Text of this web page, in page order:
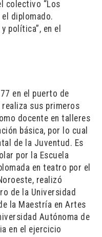
colectivo “Los
diplomado.
política”, en el
en el puerto de
realiza sus primeros
docente en talleres
básica, por lo cual
de la Juventud. Es
por la Escuela
en teatro por el
realizó
de la Universidad
la Maestría en Artes
Autónoma de
en el ejercicio